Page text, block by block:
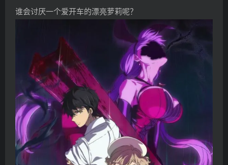
谁会讨厌一个爱开车的漂亮萝莉呢？